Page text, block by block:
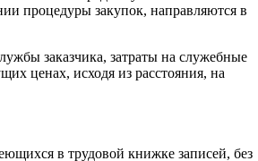
процедуры закупок, направляются в
заказчика, затраты на служебные
ценах, исходя из расстояния, на
в трудовой книжке записей, без